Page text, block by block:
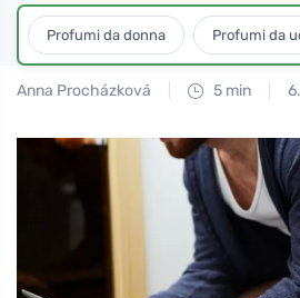
Profumi da donna Profumi da
Anna Procházková 5 min